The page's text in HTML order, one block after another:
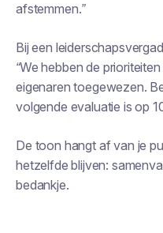
afstemmen.”
Bij een
“We hebben de
eigenaren toegewezen.
volgende evaluatie is op
De toon hangt af van je
hetzelfde blijven:
bedankje.